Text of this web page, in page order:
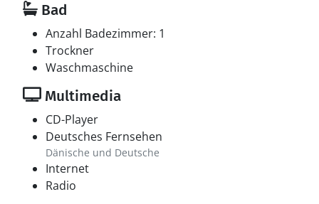
Bad
Anzahl Badezimmer: 1
Trockner
Waschmaschine
Multimedia
CD-Player
Deutsches Fernsehen
Dänische und Deutsche
Internet
Radio